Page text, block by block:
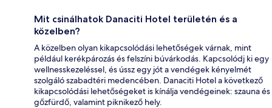
Mit csinálhatok Danaciti Hotel területén és a
közelben?
A közelben olyan kikapcsolódási lehetőségek várnak, mint
például kerékpározás és felszíni búvárkodás. Kapcsolódj ki egy
wellnesskezeléssel, és ússz egy jót a vendégek kényelmét
szolgáló szabadtéri medencében. Danaciti Hotel a következő
kikapcsolódási lehetőségeket is kínálja vendégeinek: szauna és
gőzfürdő, valamint piknikező hely.